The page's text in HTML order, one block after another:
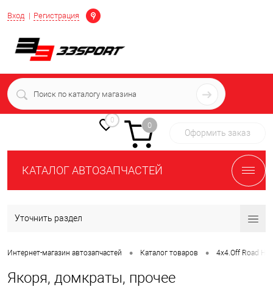
Вход Регистрация
Определение
+7 (939) 716-10-06
пн-пт 7:00-16:00 МСК
0
0
Оформить заказ
КАТАЛОГ АВТОЗАПЧАСТЕЙ
Уточнить раздел
Интернет-магазин автозапчастей • Каталог товаров • 4х4.Off Road
Якоря, домкраты, прочее